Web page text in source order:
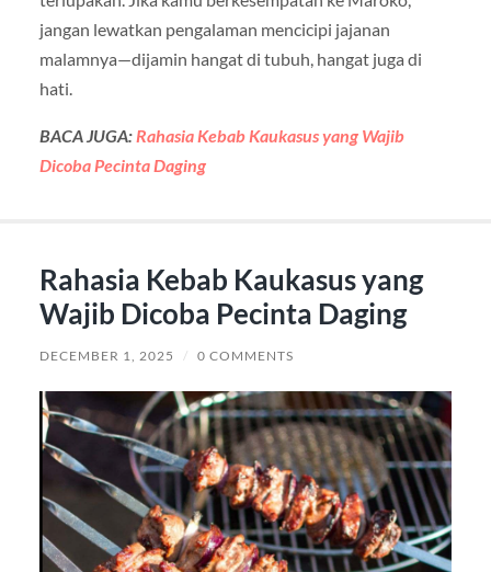
jangan lewatkan pengalaman mencicipi jajanan
malamnya—dijamin hangat di tubuh, hangat juga di
hati.
BACA JUGA:Rahasia Kebab Kaukasus yang Wajib
Dicoba Pecinta Daging
Rahasia Kebab Kaukasus yang
Wajib Dicoba Pecinta Daging
DECEMBER 1, 2025 / 0 COMMENTS